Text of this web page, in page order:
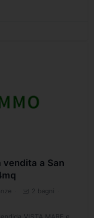
a San
2 bagni
VISTA MARE e